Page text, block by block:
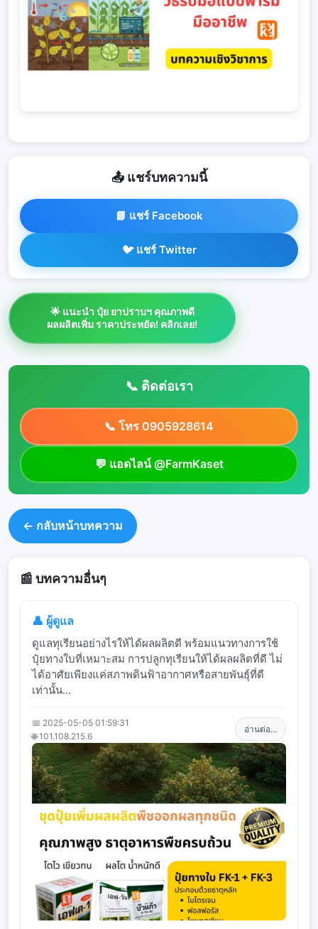
📤 แชร์บทความนี้
📘 แชร์ Facebook
🐦 แชร์ Twitter
🌟 แนะนำ ปุ๋ย ยาปราบฯ คุณภาพดี
ผลผลิตเพิ่ม ราคาประหยัด! คลิกเลย!
📞 ติดต่อเรา
📞 โทร 0905928614
💬 แอดไลน์ @FarmKaset
← กลับหน้าบทความ
📰 บทความอื่นๆ
👤 ผู้ดูแล
ดูแลทุเรียนอย่างไรให้ได้ผลผลิตดี พร้อมแนวทางการใช้
ปุ๋ยทางใบที่เหมาะสม การปลูกทุเรียนให้ได้ผลผลิตที่ดี ไม่
ได้อาศัยเพียงแค่สภาพดินฟ้าอากาศหรือสายพันธุ์ที่ดี
เท่านั้น...
📅 2025-05-05 01:59:31
🌐 101.108.215.6
อ่านต่อ...